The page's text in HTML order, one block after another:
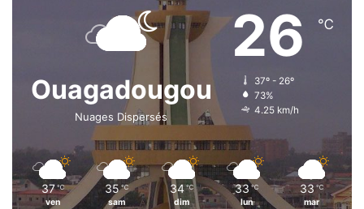
Ouagadougou
Nuages Dispersés
26 ℃
37º - 26º
73%
4.25 km/h
37 ℃
ven
35 ℃
sam
34 ℃
dim
33 ℃
lun
33 ℃
mar